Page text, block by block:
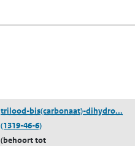
trilood-bis(carbonaat)-dihydro...
(1319-46-6)
(behoort tot